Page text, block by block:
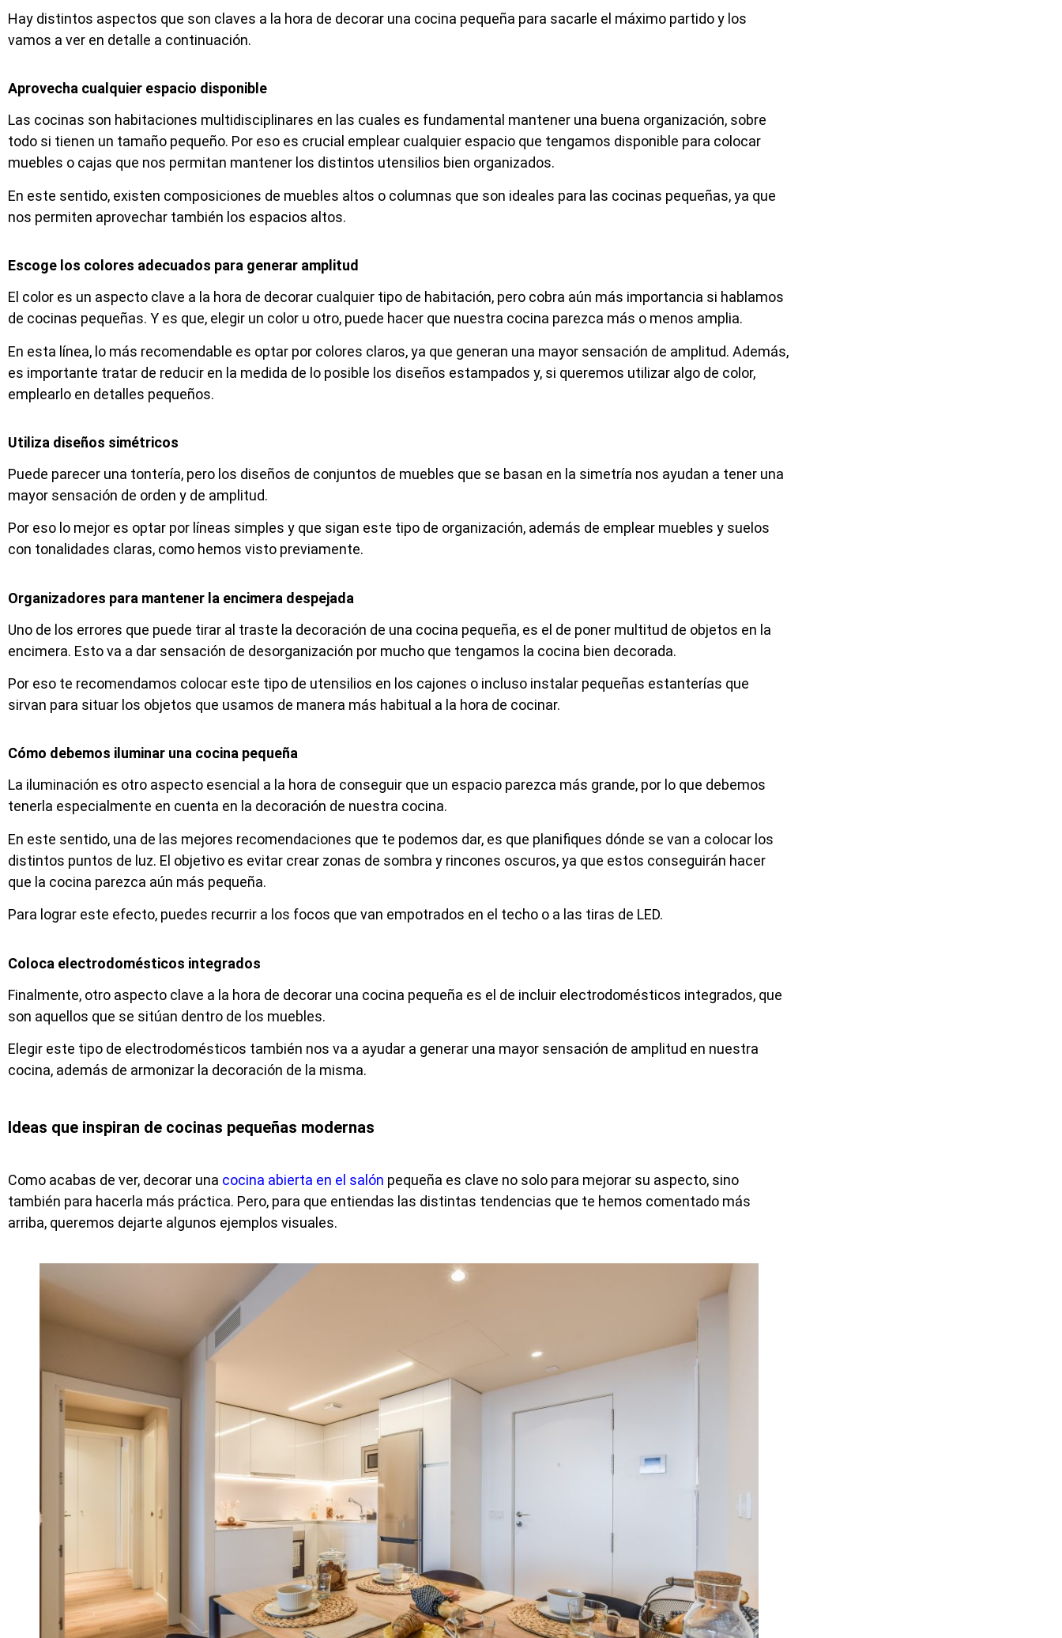
Hay distintos aspectos que son claves a la hora de decorar una cocina pequeña para sacarle el máximo partido y los
vamos a ver en detalle a continuación.
Aprovecha cualquier espacio disponible
Las cocinas son habitaciones multidisciplinares en las cuales es fundamental mantener una buena organización, sobre
todo si tienen un tamaño pequeño. Por eso es crucial emplear cualquier espacio que tengamos disponible para colocar
muebles o cajas que nos permitan mantener los distintos utensilios bien organizados.
En este sentido, existen composiciones de muebles altos o columnas que son ideales para las cocinas pequeñas, ya que
nos permiten aprovechar también los espacios altos.
Escoge los colores adecuados para generar amplitud
El color es un aspecto clave a la hora de decorar cualquier tipo de habitación, pero cobra aún más importancia si hablamos
de cocinas pequeñas. Y es que, elegir un color u otro, puede hacer que nuestra cocina parezca más o menos amplia.
En esta línea, lo más recomendable es optar por colores claros, ya que generan una mayor sensación de amplitud. Además,
es importante tratar de reducir en la medida de lo posible los diseños estampados y, si queremos utilizar algo de color,
emplearlo en detalles pequeños.
Utiliza diseños simétricos
Puede parecer una tontería, pero los diseños de conjuntos de muebles que se basan en la simetría nos ayudan a tener una
mayor sensación de orden y de amplitud.
Por eso lo mejor es optar por líneas simples y que sigan este tipo de organización, además de emplear muebles y suelos
con tonalidades claras, como hemos visto previamente.
Organizadores para mantener la encimera despejada
Uno de los errores que puede tirar al traste la decoración de una cocina pequeña, es el de poner multitud de objetos en la
encimera. Esto va a dar sensación de desorganización por mucho que tengamos la cocina bien decorada.
Por eso te recomendamos colocar este tipo de utensilios en los cajones o incluso instalar pequeñas estanterías que
sirvan para situar los objetos que usamos de manera más habitual a la hora de cocinar.
Cómo debemos iluminar una cocina pequeña
La iluminación es otro aspecto esencial a la hora de conseguir que un espacio parezca más grande, por lo que debemos
tenerla especialmente en cuenta en la decoración de nuestra cocina.
En este sentido, una de las mejores recomendaciones que te podemos dar, es que planifiques dónde se van a colocar los
distintos puntos de luz. El objetivo es evitar crear zonas de sombra y rincones oscuros, ya que estos conseguirán hacer
que la cocina parezca aún más pequeña.
Para lograr este efecto, puedes recurrir a los focos que van empotrados en el techo o a las tiras de LED.
Coloca electrodomésticos integrados
Finalmente, otro aspecto clave a la hora de decorar una cocina pequeña es el de incluir electrodomésticos integrados, que
son aquellos que se sitúan dentro de los muebles.
Elegir este tipo de electrodomésticos también nos va a ayudar a generar una mayor sensación de amplitud en nuestra
cocina, además de armonizar la decoración de la misma.
Ideas que inspiran de cocinas pequeñas modernas
Como acabas de ver, decorar una cocina abierta en el salón pequeña es clave no solo para mejorar su aspecto, sino
también para hacerla más práctica. Pero, para que entiendas las distintas tendencias que te hemos comentado más
arriba, queremos dejarte algunos ejemplos visuales.